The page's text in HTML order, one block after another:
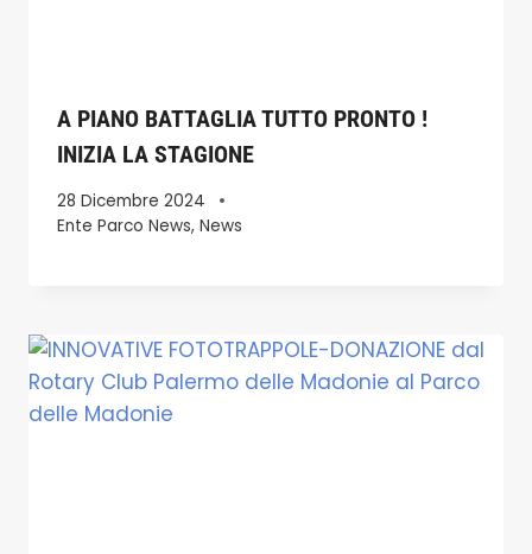
A PIANO BATTAGLIA TUTTO PRONTO !
INIZIA LA STAGIONE
28 Dicembre 2024
Ente Parco News, News